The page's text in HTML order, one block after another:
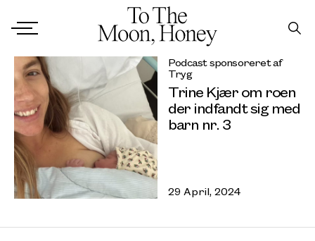
Podcast sponsoreret af
Tryg
Trine Kjær om roen
der indfandt sig med
barn nr. 3
29 April, 2024